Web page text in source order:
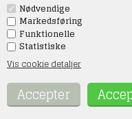
Nødvendige
Markedsføring
Funktionelle
Statistiske
Vis cookie detaljer
Hvis der er noget specielt,
kontakte os på mail:
47 73